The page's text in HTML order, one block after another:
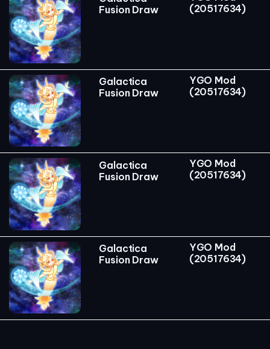
Fusion Draw
(20517634)
Galactica
Fusion Draw
YGO Mod
(20517634)
Galactica
Fusion Draw
YGO Mod
(20517634)
Galactica
Fusion Draw
YGO Mod
(20517634)